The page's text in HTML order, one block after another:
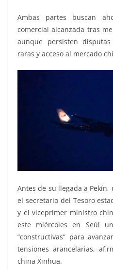
Ambas partes buscan
comercial alcanzada tras
aunque persisten
raras y acceso al mercado
Antes de su llegada a
el secretario del Tesoro
y el viceprimer ministro
este miércoles en Seúl
“constructivas” para
tensiones arancelarias,
china Xinhua.